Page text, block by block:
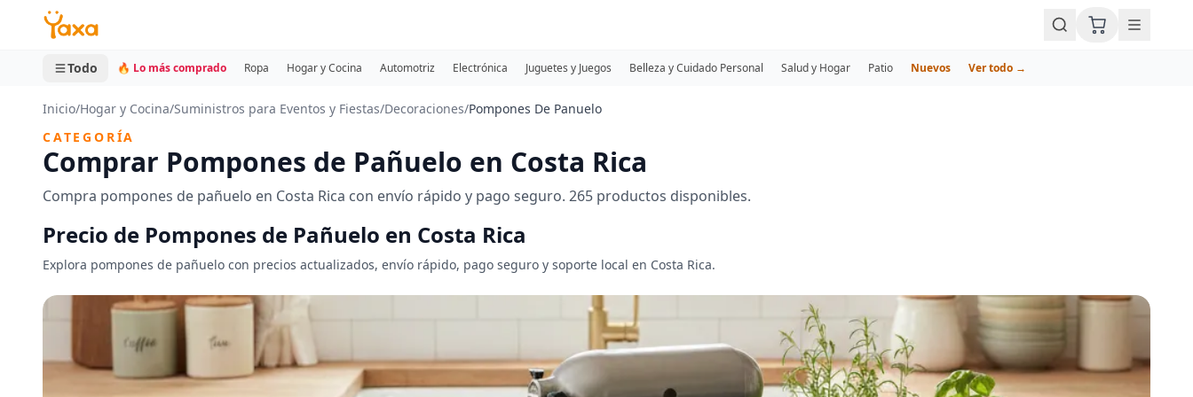
MINI CARRITO
0 productos
Todo 🔥 Lo más comprado Ropa Hogar y Cocina Automotriz Electrónica Juguetes y Juegos Belleza y Cuidado Personal Salud y Hogar Patio Nuevos Ver todo →
Inicio/Hogar y Cocina/Suministros para Eventos y Fiestas/Decoraciones/Pompones De Panuelo
CATEGORÍA
Comprar Pompones de Pañuelo en Costa Rica
Compra pompones de pañuelo en Costa Rica con envío rápido y pago seguro. 265 productos disponibles.
Precio de Pompones de Pañuelo en Costa Rica
Explora pompones de pañuelo con precios actualizados, envío rápido, pago seguro y soporte local en Costa Rica.